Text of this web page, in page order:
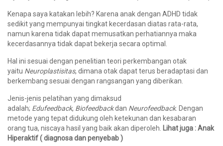
Kenapa saya katakan lebih? Karena anak dengan ADHD tidak
sedikit yang mempunyai tingkat kecerdasan diatas rata-rata,
namun karena tidak dapat memusatkan perhatiannya maka
kecerdasannya tidak dapat bekerja secara optimal.
Hal ini sesuai dengan penelitian teori perkembangan otak
yaitu Neuroplastisitas, dimana otak dapat terus beradaptasi dan
berkembang sesuai dengan rangsangan yang diberikan.
Jenis-jenis pelatihan yang dimaksud
adalah; Edufeedback, Biofeedbackdan Neurofeedback. Dengan
metode yang tepat didukung oleh ketekunan dan kesabaran
orang tua, niscaya hasil yang baik akan diperoleh. Lihat juga : Anak
Hiperaktif ( diagnosa dan penyebab )